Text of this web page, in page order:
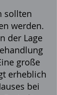
sollten
werden.
der Lage
große
erheblich
bei